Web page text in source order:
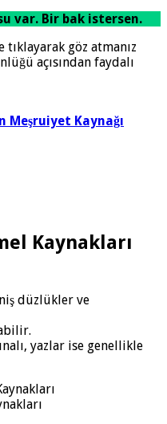
var. Bir bak istersen.
tıklayarak göz atmanız
açısından faydalı
Meşruiyet Kaynağı
Kaynakları
düzlükler ve
yazlar ise genellikle